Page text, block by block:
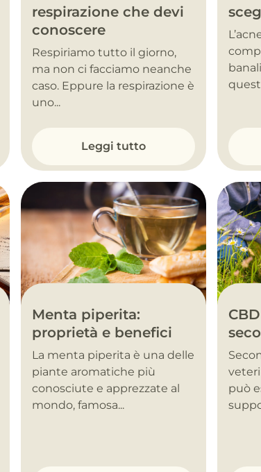
respirazione che devi
conoscere
Respiriamo tutto il giorno,
ma non ci facciamo neanche
caso. Eppure la respirazione è
uno...
Leggi tutto
Menta piperita:
proprietà e benefici
La menta piperita è una delle
piante aromatiche più
conosciute e apprezzate al
mondo, famosa...
può